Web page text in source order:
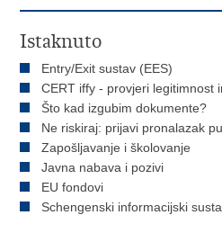
Istaknuto
Entry/Exit sustav (EES)
CERT iffy - provjeri legitimnost
Što kad izgubim dokumente?
Ne riskiraj: prijavi pronalazak
Zapošljavanje i školovanje
Javna nabava i pozivi
EU fondovi
Schengenski informacijski